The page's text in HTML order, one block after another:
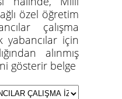
özel öğretim
çalışma
yabancılar için
alınmış
gösterir belge